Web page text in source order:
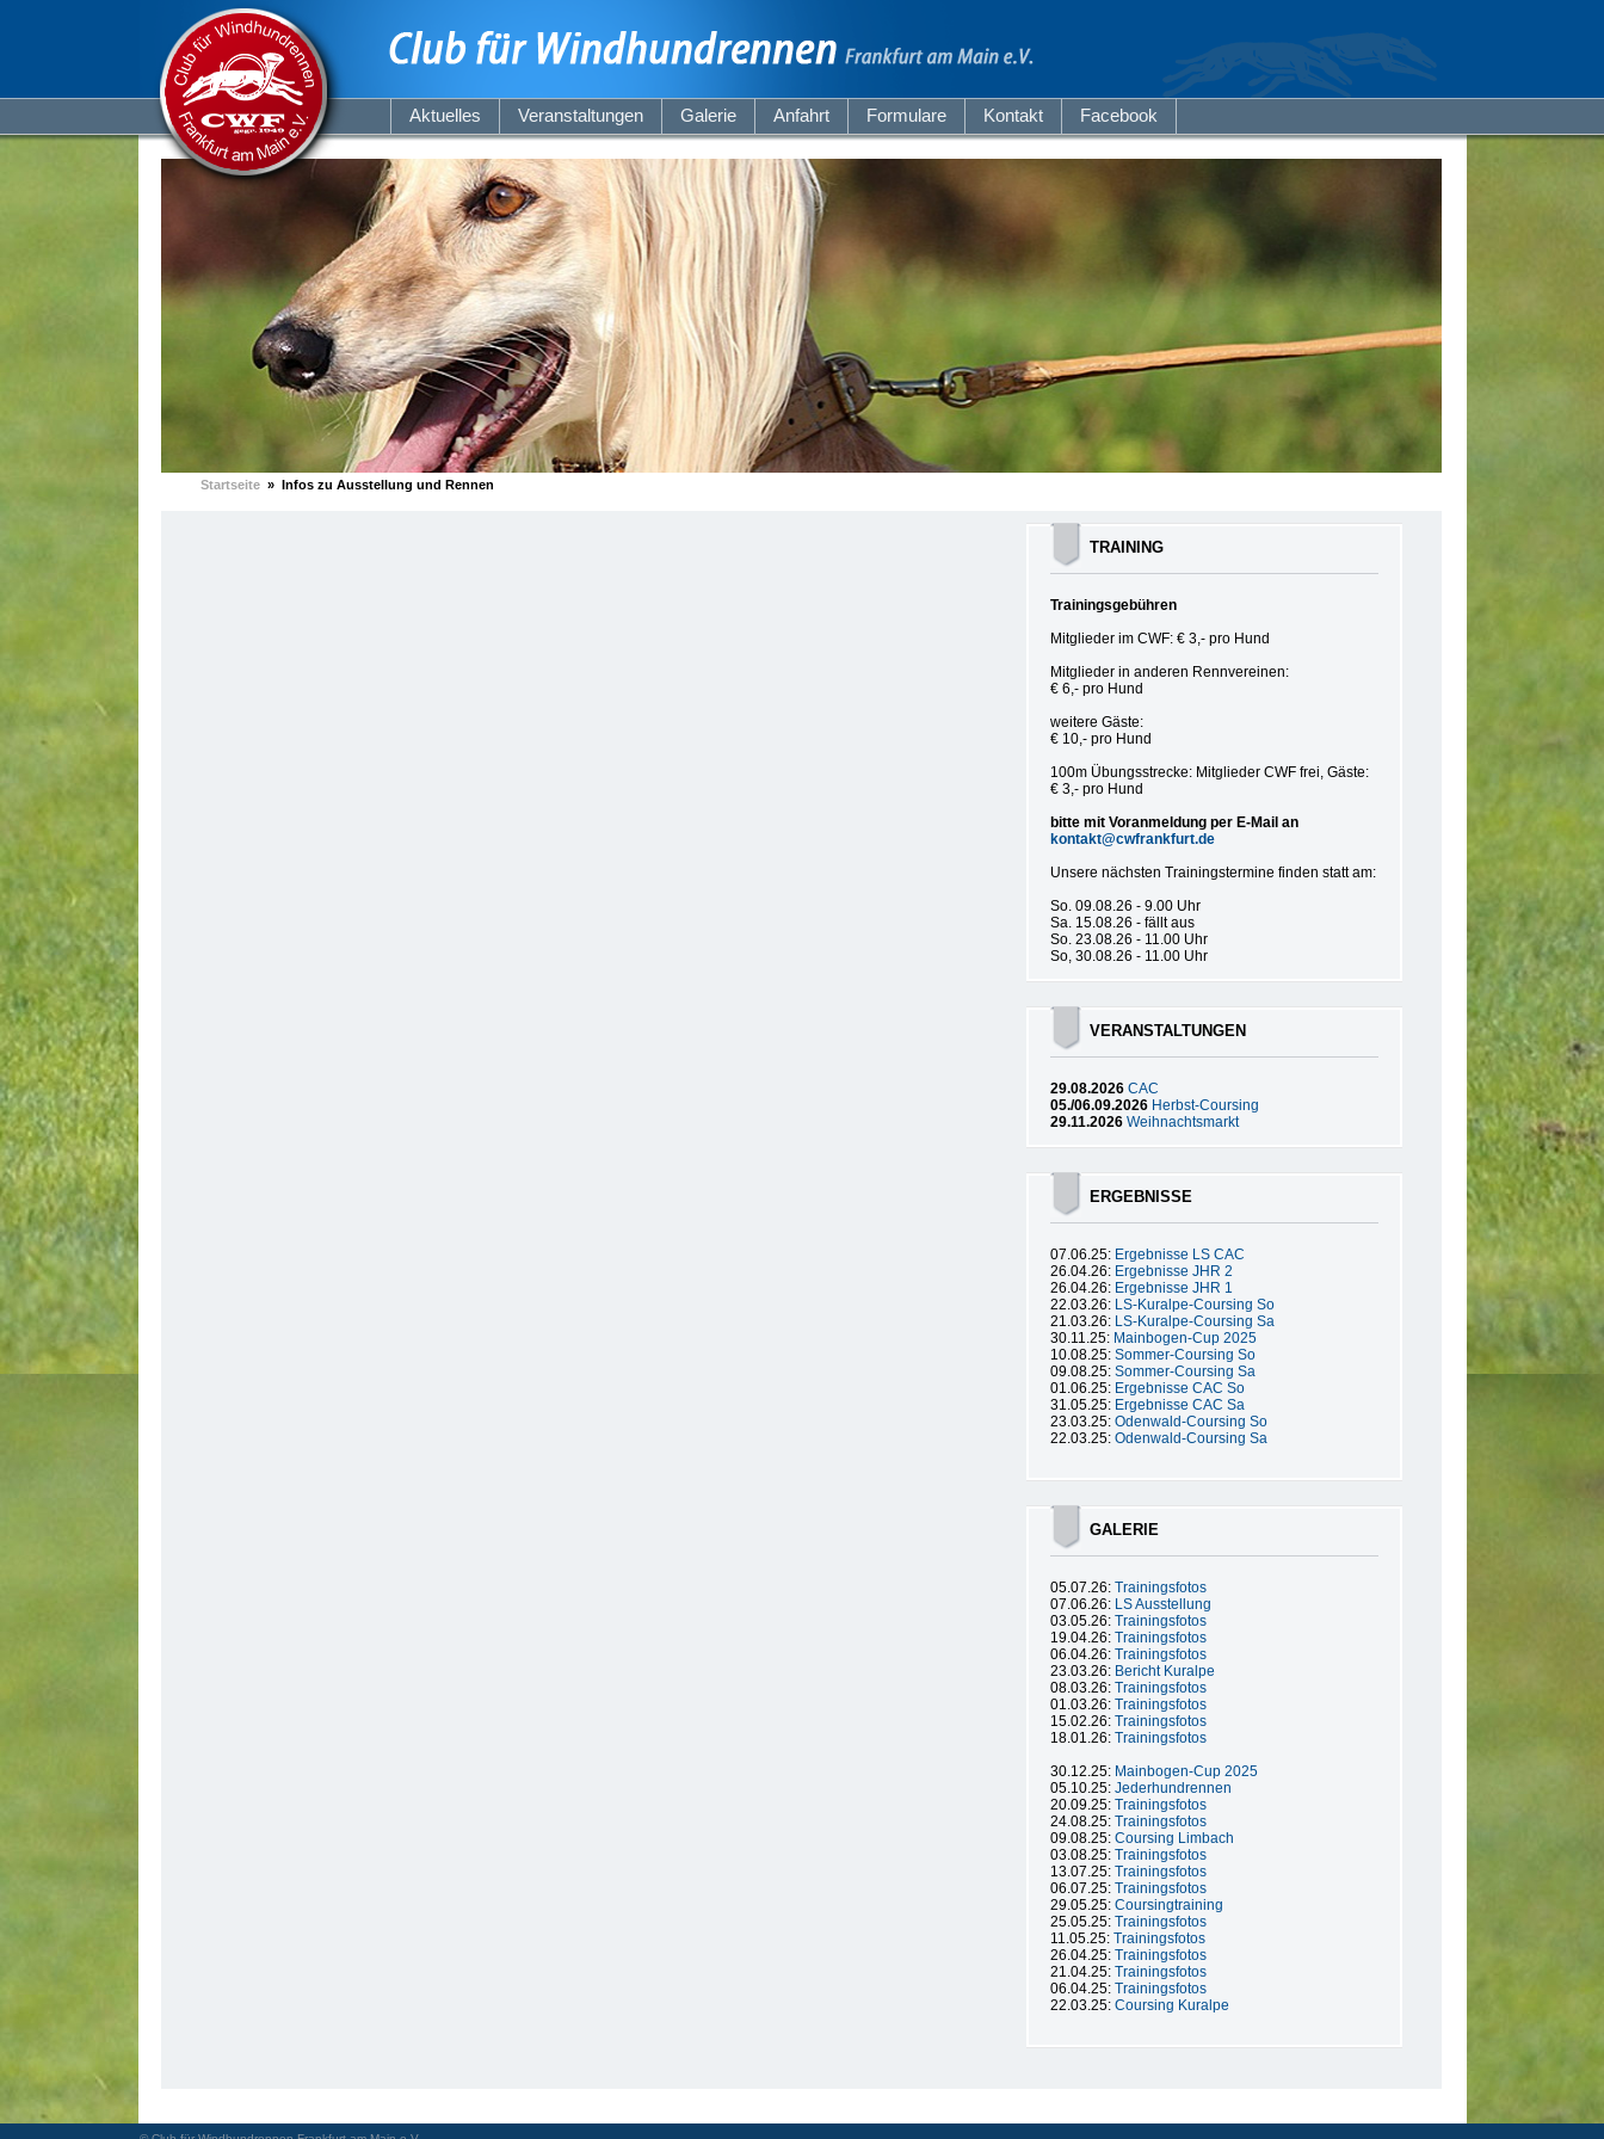
Aktuelles Veranstaltungen Galerie Anfahrt Formulare Kontakt Facebook
Startseite» Infos zu Ausstellung und Rennen
TRAINING
Trainingsgebühren
Mitglieder im CWF: € 3,- pro Hund
Mitglieder in anderen Rennvereinen:
€ 6,- pro Hund
weitere Gäste:
€ 10,- pro Hund
100m Übungsstrecke: Mitglieder CWF frei, Gäste:
€ 3,- pro Hund
bitte mit Voranmeldung per E-Mail an
kontakt@cwfrankfurt.de
Unsere nächsten Trainingstermine finden statt am:
So. 09.08.26 - 9.00 Uhr
Sa. 15.08.26 - fällt aus
So. 23.08.26 - 11.00 Uhr
So, 30.08.26 - 11.00 Uhr
VERANSTALTUNGEN
29.08.2026 CAC
05./06.09.2026 Herbst-Coursing
29.11.2026 Weihnachtsmarkt
ERGEBNISSE
07.06.25: Ergebnisse LS CAC
26.04.26: Ergebnisse JHR 2
26.04.26: Ergebnisse JHR 1
22.03.26: LS-Kuralpe-Coursing So
21.03.26: LS-Kuralpe-Coursing Sa
30.11.25: Mainbogen-Cup 2025
10.08.25: Sommer-Coursing So
09.08.25: Sommer-Coursing Sa
01.06.25: Ergebnisse CAC So
31.05.25: Ergebnisse CAC Sa
23.03.25: Odenwald-Coursing So
22.03.25: Odenwald-Coursing Sa
GALERIE
05.07.26: Trainingsfotos
07.06.26: LS Ausstellung
03.05.26: Trainingsfotos
19.04.26: Trainingsfotos
06.04.26: Trainingsfotos
23.03.26: Bericht Kuralpe
08.03.26: Trainingsfotos
01.03.26: Trainingsfotos
15.02.26: Trainingsfotos
18.01.26: Trainingsfotos
30.12.25: Mainbogen-Cup 2025
05.10.25: Jederhundrennen
20.09.25: Trainingsfotos
24.08.25: Trainingsfotos
09.08.25: Coursing Limbach
03.08.25: Trainingsfotos
13.07.25: Trainingsfotos
06.07.25: Trainingsfotos
29.05.25: Coursingtraining
25.05.25: Trainingsfotos
11.05.25: Trainingsfotos
26.04.25: Trainingsfotos
21.04.25: Trainingsfotos
06.04.25: Trainingsfotos
22.03.25: Coursing Kuralpe